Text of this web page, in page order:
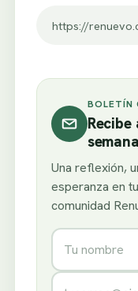
BOLETÍN
semana
Una reflexión,
esperanza en
comunidad
Nombre
Correo